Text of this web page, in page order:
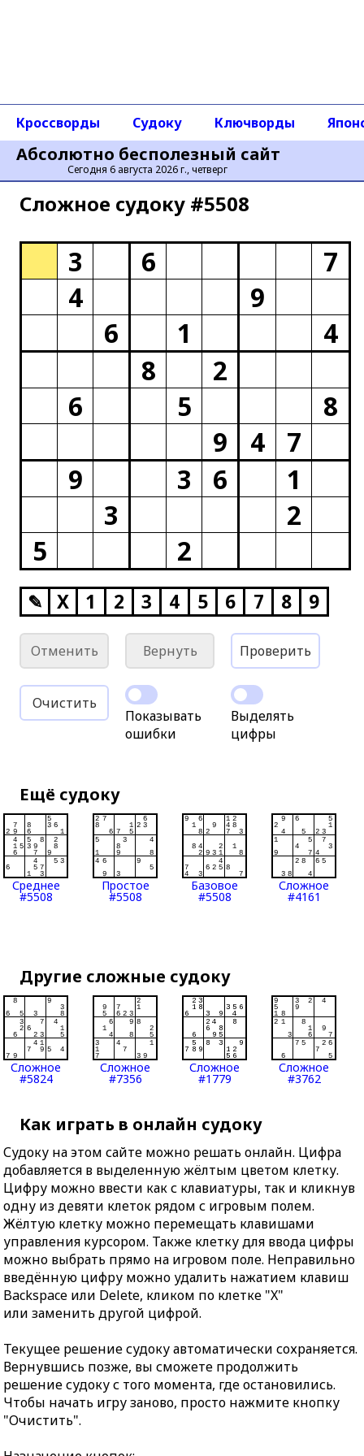
Абсолютно бесполезный сайт
Сегодня 6 августа 2026 г., четверг
Кроссворды Судоку Ключворды
Сложное cудоку #5508
3 6
7
4
9
6
1
4
8
2
6
5
8
9
4
7
9
3 6
1
3
2
5
2
✎ X 1 2 3 4 5 6 7 8 9
Отменить Вернуть Проверить
Очистить
Показывать
ошибки
Выделять
цифры
Ещё судоку
Среднее
#5508
Простое
#5508
Базовое
#5508
Сложное
#4161
Другие сложные судоку
Сложное
#5824
Сложное
#7356
Сложное
#1779
Сложное
#3762
Как играть в онлайн судоку
Судоку на этом сайте можно решать онлайн. Цифра
добавляется в выделенную жёлтым цветом клетку.
Цифру можно ввести как с клавиатуры, так и кликнув
одну из девяти клеток рядом с игровым полем.
Жёлтую клетку можно перемещать клавишами
управления курсором. Также клетку для ввода цифры
можно выбрать прямо на игровом поле. Неправильно
введённую цифру можно удалить нажатием клавиш
Backspace или Delete, кликом по клетке "X"
или заменить другой цифрой.
Текущее решение судоку автоматически сохраняется.
Вернувшись позже, вы сможете продолжить
решение судоку с того момента, где остановились.
Чтобы начать игру заново, просто нажмите кнопку
"Очистить".